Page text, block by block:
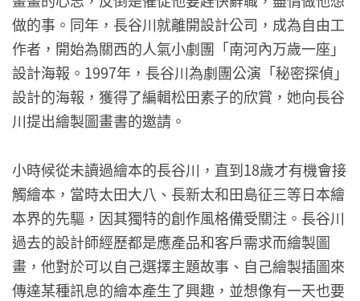
做的事。同年，長谷川就離開設計公司，成為自由工
作者，開始為關西的人氣小劇團「南河內万歲一座」
設計海報。1997年，長谷川為劇團公演「秘密探偵」
設計的海報，獲得了編輯松田素子的欣賞，她向長谷
川提出繪製圖畫書的邀請。
小時候從未讀過繪本的長谷川，直到18歲才有機會接
觸繪本，當時太田大八、長新太和田島征三等日本繪
本界的先驅，因其獨特的創作風格備受關注。長谷川
過去的設計師經歷都是應產品和客戶需求而繪製圖
畫，他對於可以自己選擇主題故事、自己繪製插圖來
傳達某種訊息的繪本產生了興趣，並想像有一天也要